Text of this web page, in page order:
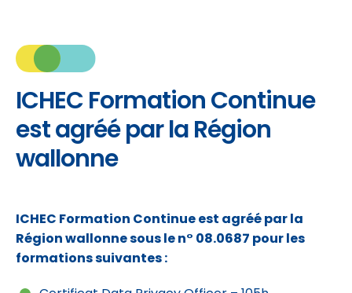
ICHEC Formation Continue
est agréé par la Région
wallonne
ICHEC Formation Continue est agréé par la
Région wallonne sous le n° 08.0687 pour les
formations suivantes :